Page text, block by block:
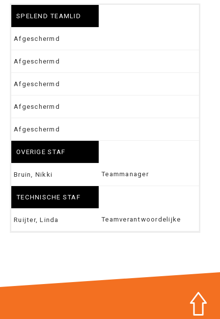
SPELEND TEAMLID
Afgeschermd
Afgeschermd
Afgeschermd
Afgeschermd
Afgeschermd
OVERIGE STAF
Bruin, Nikki Teammanager
TECHNISCHE STAF
Ruijter, Linda Teamverantwoordelijke